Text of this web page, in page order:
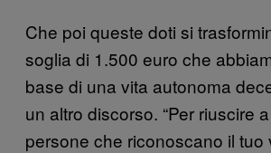
Che poi queste doti si
soglia di 1.500 euro che
base di una vita autonoma
un altro discorso. “Per riuscire
persone che riconoscano il tuo